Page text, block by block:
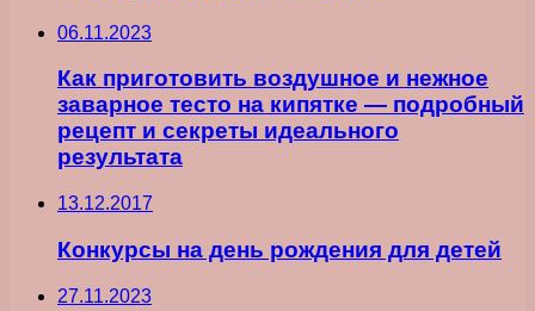
06.11.2023
Как приготовить воздушное и нежное
заварное тесто на кипятке — подробный
рецепт и секреты идеального
результатa
13.12.2017
Конкурсы на день рождения для детей
27.11.2023